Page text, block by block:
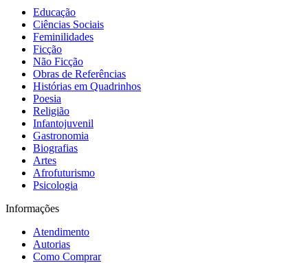
Educação
Ciências Sociais
Feminilidades
Ficção
Não Ficção
Obras de Referências
Histórias em Quadrinhos
Poesia
Religião
Infantojuvenil
Gastronomia
Biografias
Artes
Afrofuturismo
Psicologia
Informações
Atendimento
Autorias
Como Comprar